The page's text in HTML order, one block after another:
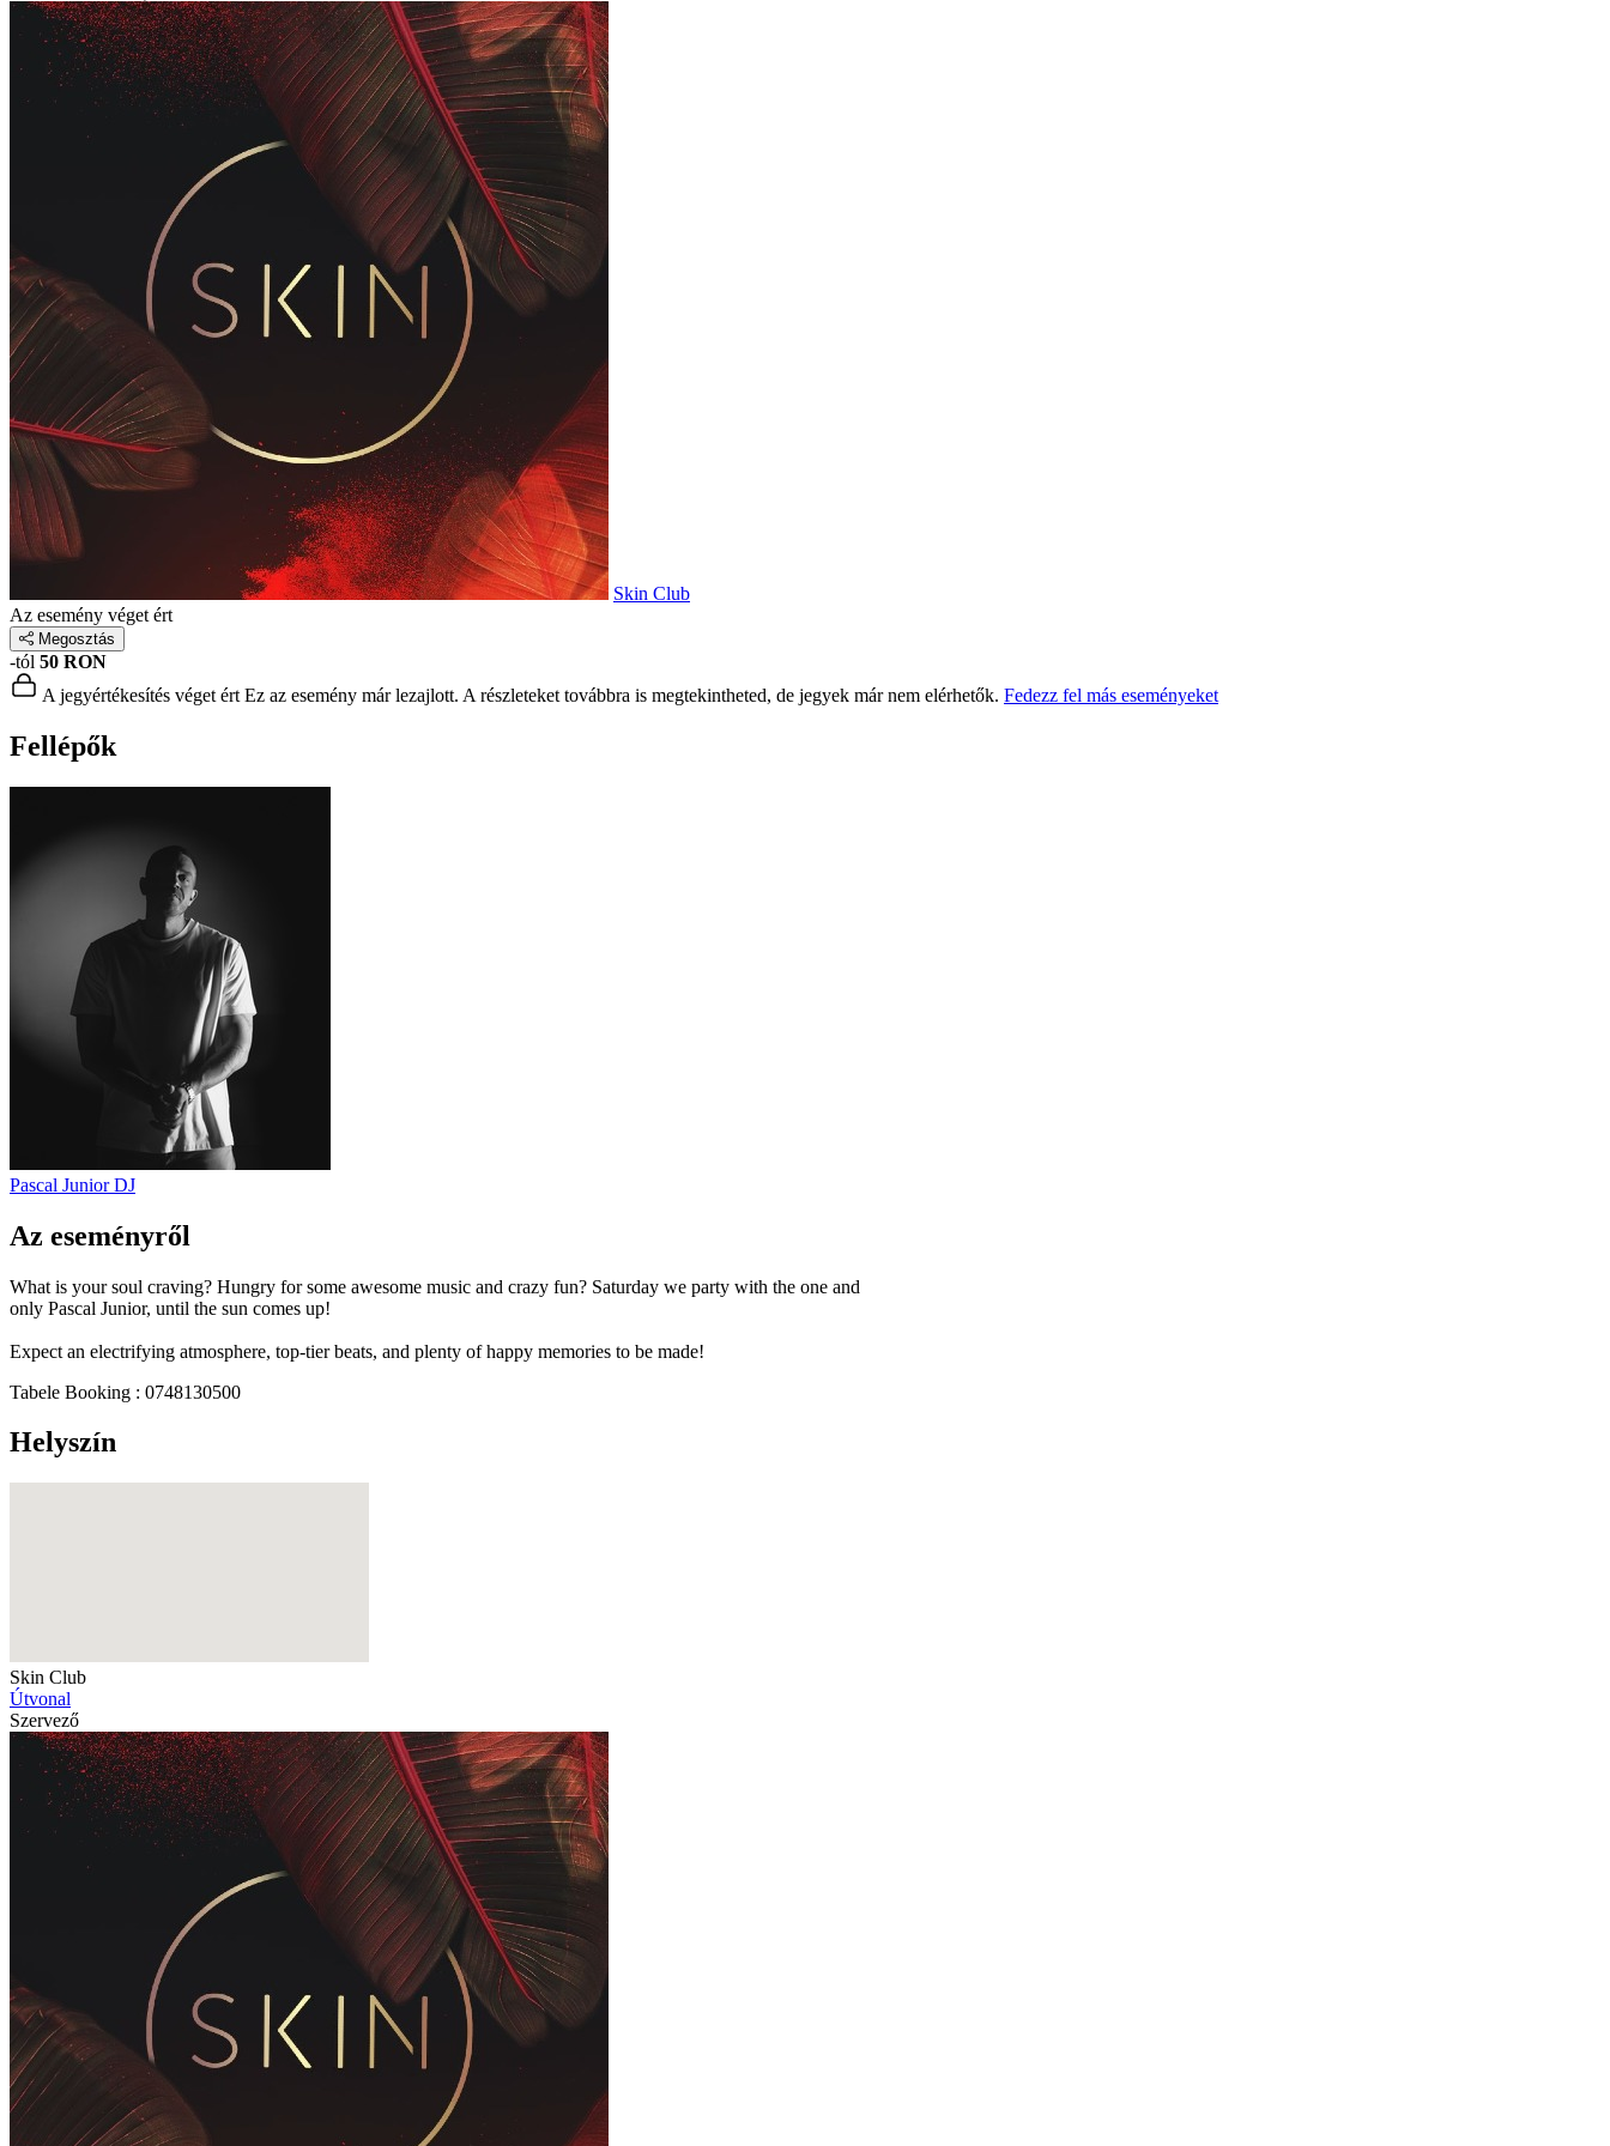
Skin Club
Az esemény véget ért
Megosztás
-tól 50 RON
A jegyértékesítés véget ért Ez az esemény már lezajlott. A részleteket továbbra is megtekintheted, de jegyek már nem elérhetők. Fedezz fel más eseményeket
Fellépők
Pascal Junior DJ
Az eseményről
What is your soul craving? Hungry for some awesome music and crazy fun? Saturday we party with the one and
only Pascal Junior, until the sun comes up!
Expect an electrifying atmosphere, top-tier beats, and plenty of happy memories to be made!
Tabele Booking : 0748130500
Helyszín
Skin Club
Útvonal
Szervező